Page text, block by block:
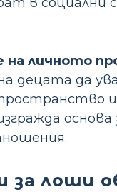
на личното
децата да
основа
за лоши